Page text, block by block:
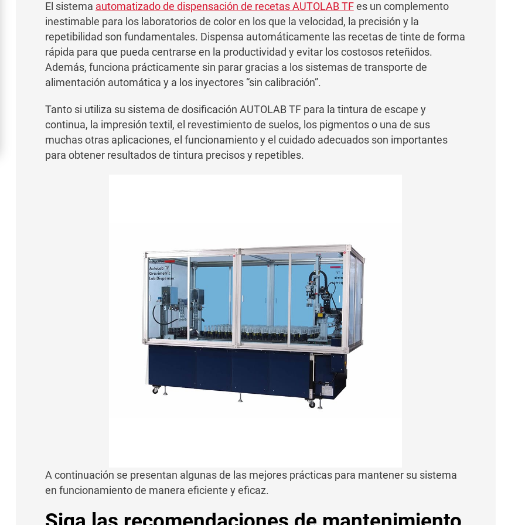
El sistema automatizado de dispensación de recetas AUTOLAB TFes un complemento
inestimable para los laboratorios de color en los que la velocidad, la precisión y la
repetibilidad son fundamentales. Dispensa automáticamente las recetas de tinte de forma
rápida para que pueda centrarse en la productividad y evitar los costosos reteñidos.
Además, funciona prácticamente sin parar gracias a los sistemas de transporte de
alimentación automática y a los inyectores “sin calibración”.
Tanto si utiliza su sistema de dosificación AUTOLAB TF para la tintura de escape y
continua, la impresión textil, el revestimiento de suelos, los pigmentos o una de sus
muchas otras aplicaciones, el funcionamiento y el cuidado adecuados son importantes
para obtener resultados de tintura precisos y repetibles.
A continuación se presentan algunas de las mejores prácticas para mantener su sistema
en funcionamiento de manera eficiente y eficaz.